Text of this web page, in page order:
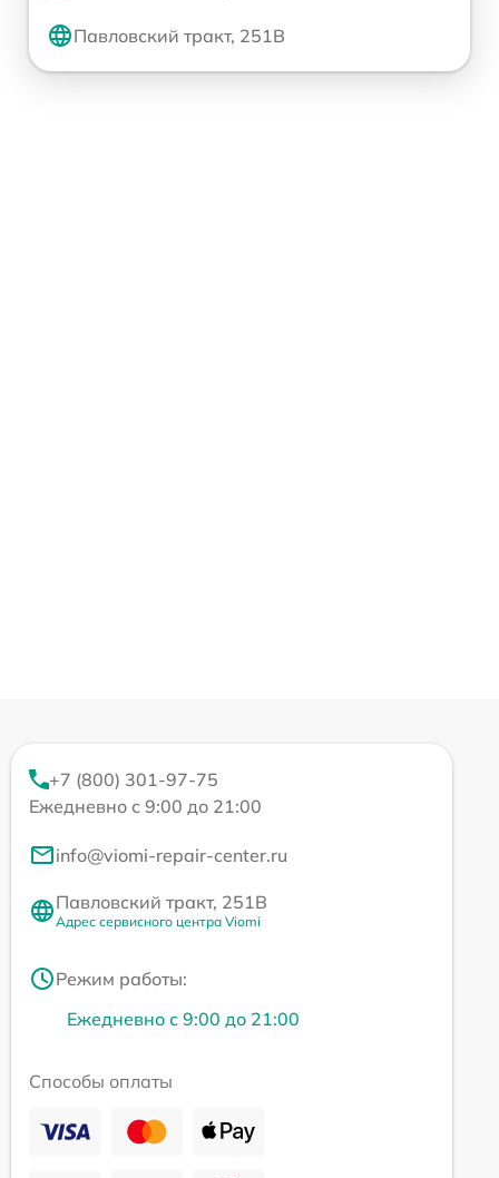
Павловский тракт, 251В
+7 (800) 301-97-75
Ежедневно с 9:00 до 21:00
info@viomi-repair-center.ru
Павловский тракт, 251В
Адрес сервисного центра Viomi
Режим работы:
Ежедневно с 9:00 до 21:00
Способы оплаты